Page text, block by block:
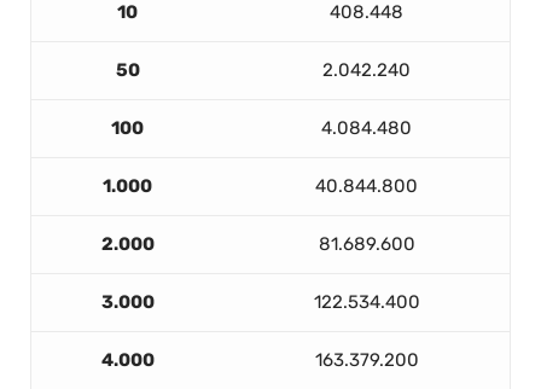
10 408.448
50 2.042.240
100 4.084.480
1.000 40.844.800
2.000 81.689.600
3.000 122.534.400
4.000 163.379.200